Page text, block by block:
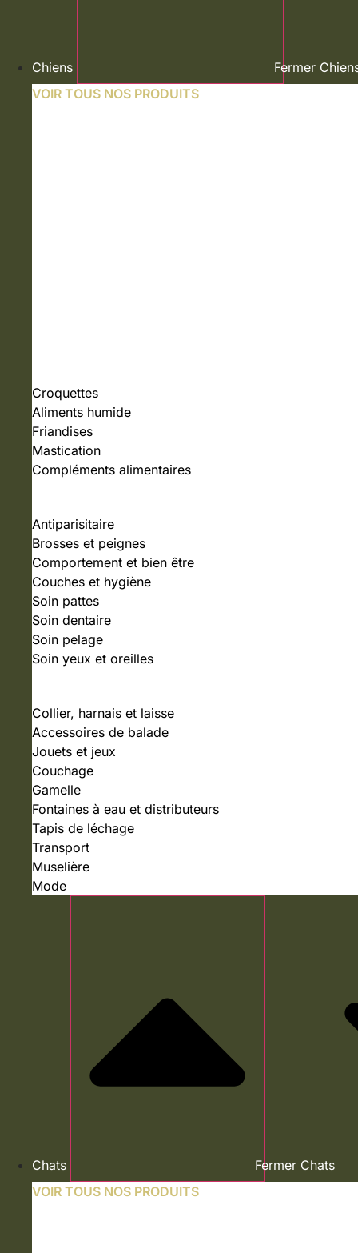
Chiens
Fermer
VOIR TOUS NOS PRODUITS
Croquettes
Aliments humide
Friandises
Mastication
Compléments alimentaires
Antiparisitaire
Brosses et peignes
Comportement et bien être
Couches et hygiène
Soin pattes
Soin dentaire
Soin pelage
Soin yeux et oreilles
Collier, harnais et laisse
Accessoires de balade
Jouets et jeux
Couchage
Gamelle
Fontaines à eau et distributeurs
Tapis de léchage
Transport
Muselière
Mode
Chats
Fermer Chats
VOIR TOUS NOS PRODUITS